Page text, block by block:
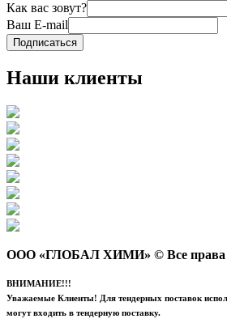
Как вас зовут?
Ваш E-mail
Подписаться
Наши клиенты
ООО «ГЛОБАЛ ХИМИ» © Все права
ВНИМАНИЕ!!!
Уважаемые Клиенты! Для тендерных поставок
могут входить в тендерную поставку.